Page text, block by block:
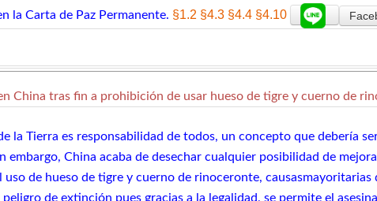
la Carta de Paz Permanente. §1.2 §4.3 §4.4 §4.10
China tras fin a prohibición de usar hueso de tigre y cuerno de
la Tierra es responsabilidad de todos, un concepto que debería
embargo, China acaba de desechar cualquier posibilidad de mejora
uso de hueso de tigre y cuerno de rinoceronte, causasmayoritarias
de extinción pues gracias a la legalidad, se permite el